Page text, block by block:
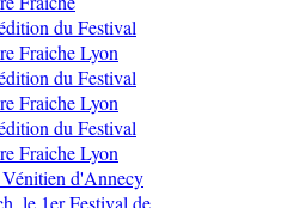
du Festival
Fraiche Lyon
du Festival
Fraiche Lyon
du Festival
Fraiche Lyon
d'Annecy